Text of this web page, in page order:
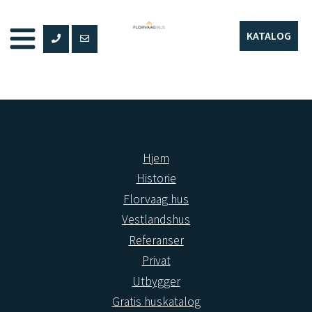
innhold
KATALOG
Hjem
Historie
Florvaag hus
Vestlandshus
Referanser
Privat
Utbygger
Gratis huskatalog